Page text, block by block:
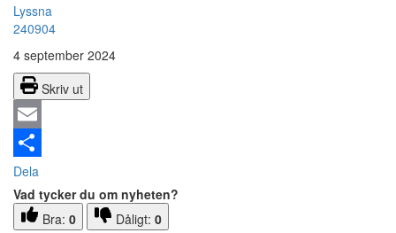
Lyssna
240904
4 september 2024
Skriv ut
Email
Dela
Vad tycker du om nyheten?
Bra: 0 Dåligt: 0